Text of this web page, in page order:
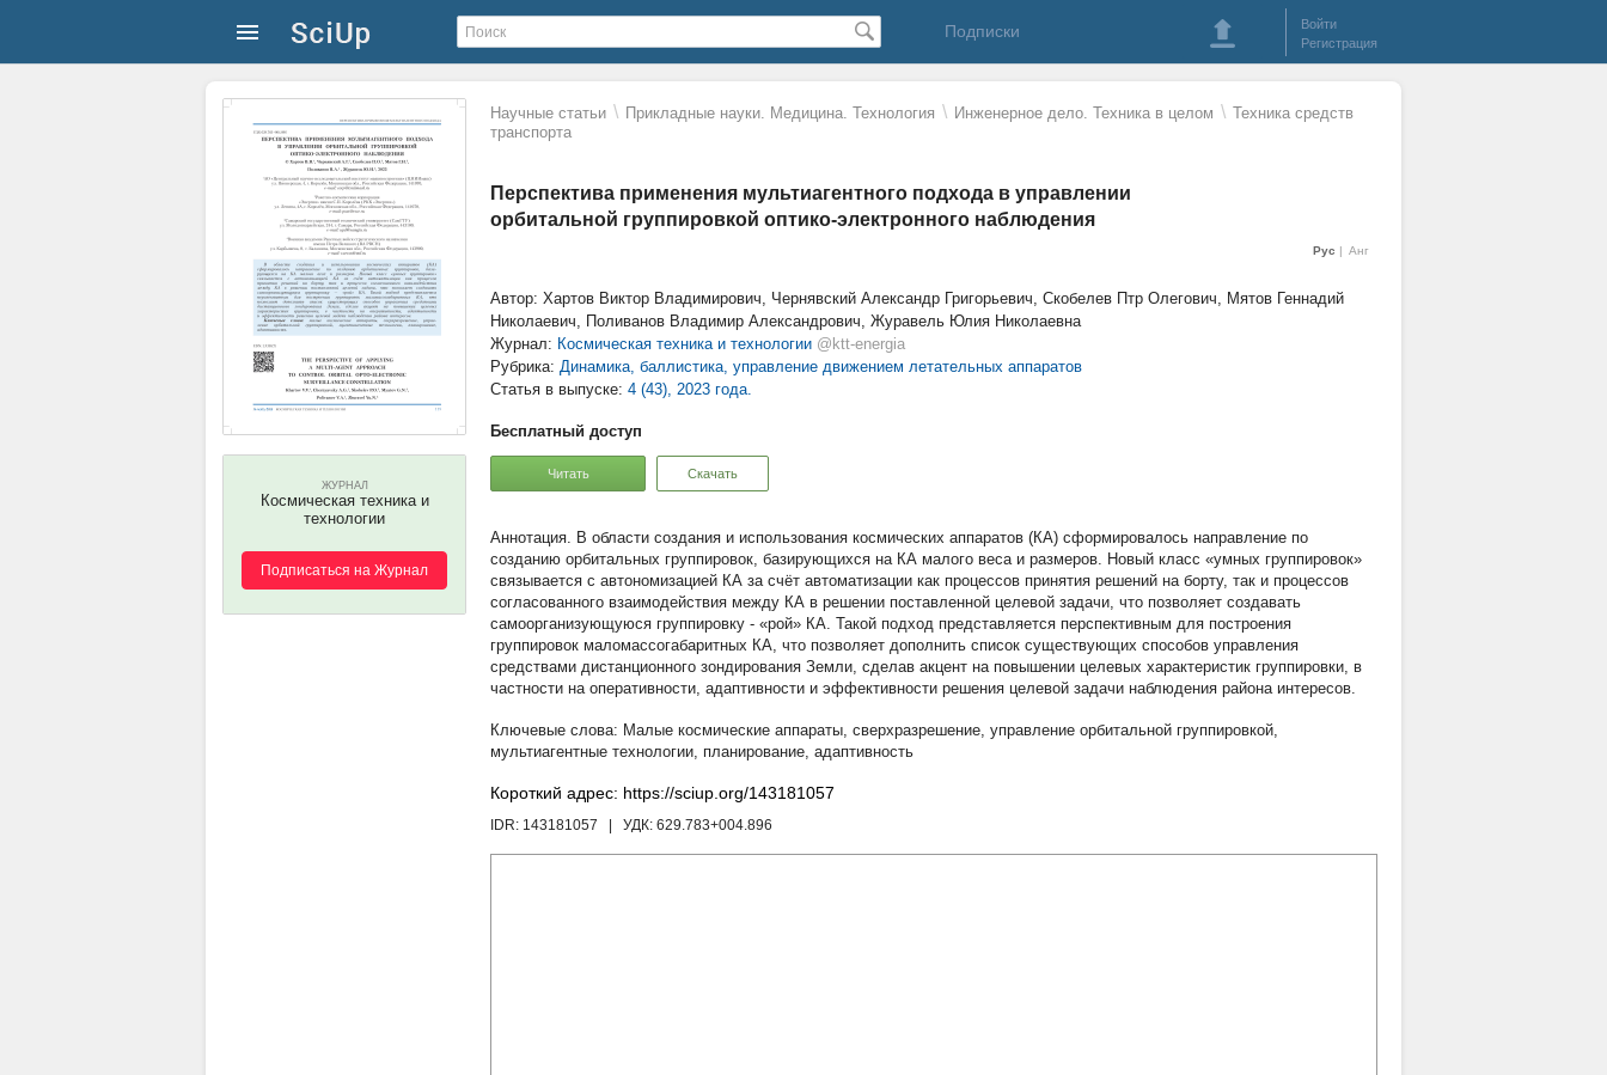
Подписки
Войти
Регистрация
Научные статьи \ Прикладные науки. Медицина. Технология \ Инженерное дело. Техника в целом \ Техника средств
транспорта
Перспектива применения мультиагентного подхода в управлении
орбитальной группировкой оптико-электронного наблюдения
Рус Анг
ЖУРНАЛ
Космическая техника и
технологии
Подписаться на Журнал
Автор: Хартов Виктор Владимирович, Чернявский Александр Григорьевич, Скобелев Птр Олегович, Мятов Геннадий
Николаевич, Поливанов Владимир Александрович, Журавель Юлия Николаевна
Журнал: Космическая техника и технологии @ktt-energia
Рубрика: Динамика, баллистика, управление движением летательных аппаратов
Статья в выпуске: 4 (43), 2023 года.
Бесплатный доступ
Читать Скачать
В области создания и использования космических аппаратов (КА) сформировалось направление по
созданию орбитальных группировок, базирующихся на КА малого веса и размеров. Новый класс «умных группировок»
связывается с автономизацией КА за счёт автоматизации как процессов принятия решений на борту, так и процессов
согласованного взаимодействия между КА в решении поставленной целевой задачи, что позволяет создавать
самоорганизующуюся группировку - «рой» КА. Такой подход представляется перспективным для построения
группировок маломассогабаритных КА, что позволяет дополнить список существующих способов управления
средствами дистанционного зондирования Земли, сделав акцент на повышении целевых характеристик группировки, в
частности на оперативности, адаптивности и эффективности решения целевой задачи наблюдения района интересов.
Малые космические аппараты, сверхразрешение, управление орбитальной группировкой,
мультиагентные технологии, планирование, адаптивность
Короткий адрес: https://sciup.org/143181057
IDR: 143181057 | УДК: 629.783+004.896